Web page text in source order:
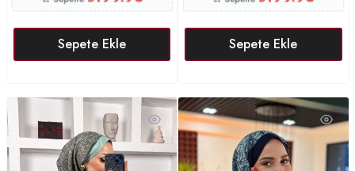
Sepete Ekle Sepete Ekle